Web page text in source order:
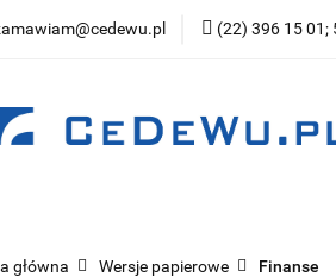
(22) 396 15 01;
Kategorie
Wydawnictwo
główna Wersje papierowe Finanse